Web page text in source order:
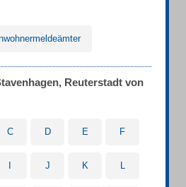
Reuterstadt von
C D E F
J K L